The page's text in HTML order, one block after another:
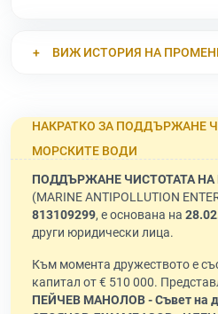
ВИЖ ИСТОРИЯ НА
НАКРАТКО ЗА ПОДДЪРЖАНЕ
МОРСКИТЕ ВОДИ
ПОДДЪРЖАНЕ ЧИСТОТАТА
(MARINE ANTIPOLLUTION
813109299, е основана на
други юридически лица.
Към момента дружеството е
капитал от € 510 000.
ПЕЙЧЕВ МАНОЛОВ - Съвет на